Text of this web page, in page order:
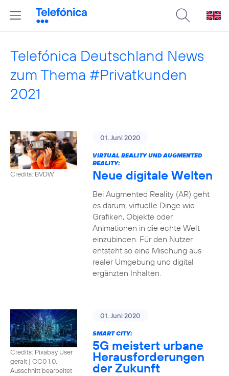
Telefónica Deutschland News
zum Thema #Privatkunden
2021
Credits: BVDW
01. Juni 2020
VIRTUAL REALITY UND AUGMENTED
REALITY:
Neue digitale Welten
Bei Augmented Reality (AR) geht
es darum, virtuelle Dinge wie
Grafiken, Objekte oder
Animationen in die echte Welt
einzubinden. Für den Nutzer
entsteht so eine Mischung aus
realer Umgebung und digital
ergänzten Inhalten.
Credits: Pixabay User
geralt | CC0 1.0,
Ausschnitt bearbeitet
01. Juni 2020
SMART CITY:
5G meistert urbane
Herausforderungen
der Zukunft